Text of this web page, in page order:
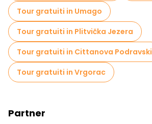
Tour gratuiti in Umago
Tour gratuiti in Plitvička Jezera
Tour gratuiti in Cittanova Podravski
Tour gratuiti in Vrgorac
Partner